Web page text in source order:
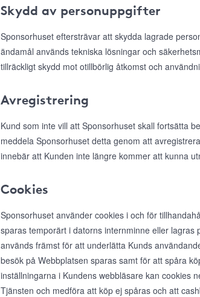
Skydd av personuppgifter
Sponsorhuset eftersträvar att skydda lagrade
ändamål används tekniska lösningar och
tillräckligt skydd mot otillbörlig åtkomst och
Avregistrering
Kund som inte vill att Sponsorhuset skall fortsätta
meddela Sponsorhuset detta genom att
innebär att Kunden inte längre kommer att kunna
Cookies
Sponsorhuset använder cookies i och för
sparas temporärt i datorns internminne eller
används främst för att underlätta Kunds
besök på Webbplatsen sparas samt för att spåra
inställningarna i Kundens webbläsare kan cookies
Tjänsten och medföra att köp ej spåras och att